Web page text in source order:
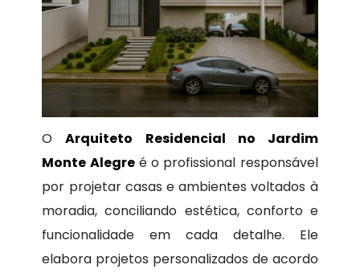
OArquiteto Residencial no Jardim
Monte Alegreé o profissional responsável
por projetar casas e ambientes voltados à
moradia, conciliando estética, conforto e
funcionalidade em cada detalhe. Ele
elabora projetos personalizados de acordo